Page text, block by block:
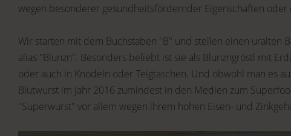
wegen besonderer gesundheitsfördernder Eigenschaften oder
Wir starten mit dem Buchstaben "B" und stellen einen uralten
alias "Blunzn". Besonders beliebt ist sie als Blunzngröstl mit
oder auch in Knödeln oder Teigtaschen. Und obwohl man es
Blutwurst im Jahr 2016 zumindest in den Medien zum
"Superwurst" vor allem wegen ihrem hohen Eisen- und